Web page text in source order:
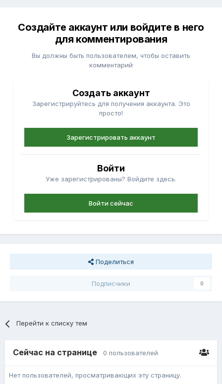
Создайте аккаунт или войдите в него
для комментирования
Вы должны быть пользователем, чтобы оставить
комментарий
Создать аккаунт
Зарегистрируйтесь для получения аккаунта. Это
просто!
Зарегистрировать аккаунт
Войти
Уже зарегистрированы? Войдите здесь.
Войти сейчас
Поделиться
Подписчики 0
Перейти к списку тем
Сейчас на странице 0 пользователей
Нет пользователей, просматривающих эту страницу.